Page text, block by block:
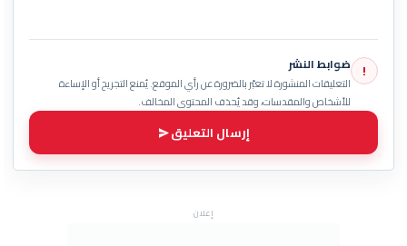
! ضوابط النشر
التعليقات المنشورة لا تعبّر بالضرورة عن رأي الموقع. يُمنع التجريح أو الإساءة
للأشخاص والمقدسات، وقد يُحذف المحتوى المخالف.
إرسال التعليق
إعلان